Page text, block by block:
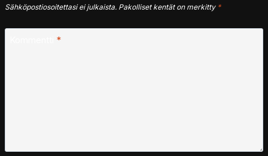
Sähköpostiosoitettasi ei julkaista. Pakolliset kentät on merkitty *
*